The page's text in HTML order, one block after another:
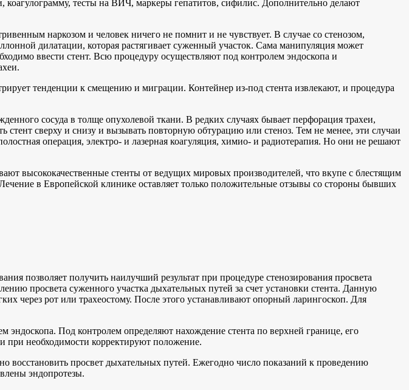
тесты на ВИЧ, маркеры гепатитов, сифилис. Дополнительно делают
наркозом и человек ничего не помнит и не чувствует. В случае со стенозом,
дилатации, которая растягивает суженный участок. Сама манипуляция может
ввести стент. Всю процедуру осуществляют под контролем эндоскопа и
тенденции к смещению и миграции. Контейнер из-под стента извлекают, и процедура
сосуда в толще опухолевой ткани. В редких случаях бывает перфорация трахеи,
сверху и снизу и вызывать повторную обтурацию или стеноз. Тем не менее, эти случаи
операция, электро- и лазерная коагуляция, химио- и радиотерапия. Но они не решают
высококачественные стенты от ведущих мировых производителей, что вкупе с блестящим
в Европейской клинике оставляет только положительные отзывы со стороны бывших
позволяет получить наилучший результат при процедуре стенозирования просвета
просвета суженного участка дыхательных путей за счет установки стента. Данную
через рот или трахеостому. После этого устанавливают опорный ларингоскоп. Для
Под контролем определяют нахождение стента по верхней границе, его
при необходимости корректируют положение.
восстановить просвет дыхательных путей. Ежегодно число показаний к проведению
эндопротезы.